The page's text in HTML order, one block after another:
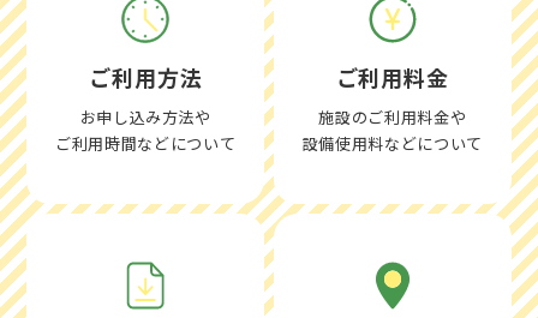
ご利用方法
お申し込み方法や
ご利用時間などについて
ご利用料金
施設のご利用料金や
設備使用料などについて